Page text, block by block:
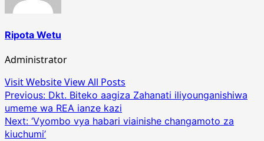
Ripota Wetu
Administrator
Visit WebsiteView All Posts
Post
navigation
Previous: Dkt. Biteko aagiza Zahanati iliyounganishiwa
umeme wa REA ianze kazi
Next: ‘Vyombo vya habari viainishe changamoto za
kiuchumi’